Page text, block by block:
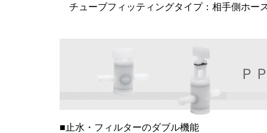
チューブフィッティングタイプ：相手側ホー
Ｐ
■止水・フィルターのダブル機能